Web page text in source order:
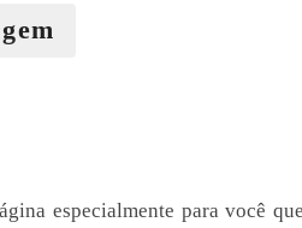
especialmente para você